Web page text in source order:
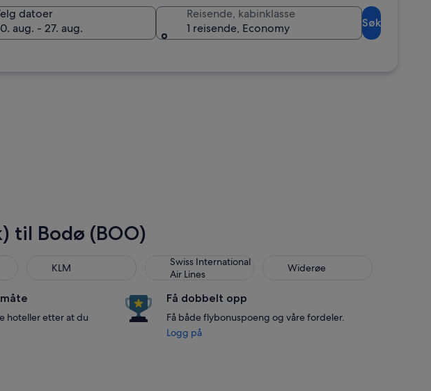
datoer
aug. - 27. aug.
Reisende, kabinklasse
1 reisende, Economy
Søk
til Bodø (BOO)
KLM
Swiss International
Air Lines
Swiss International Air Lines Widerøe
Widerøe
hoteller etter at du
Få dobbelt opp
Få både flybonuspoeng og våre fordeler.
Logg på